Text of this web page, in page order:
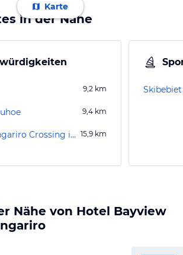
Karte
in der Nähe
9,2 km
9,4 km
Turangi & Tongariro Crossing im Tongariro National Park 15,9 km
Nähe von Hotel Bayview